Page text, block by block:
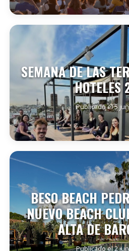
SEGUIR
SEMANA DE LAS
HOTELES
Publicado el 5
SEGUIR
BESO BEACH
NUEVO BEACH
ALTA DE
Publicado el 2